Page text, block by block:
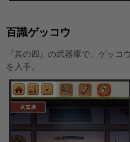
百識ゲッコウ
『其の四』の武器庫で、ゲッコ
を入手。